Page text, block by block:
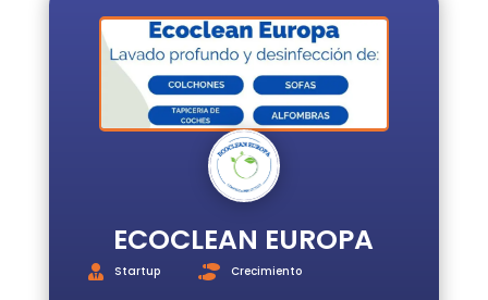
REGISTRO
INICIAR
SESIÓN
ESCUELA
E3
ECOCLEAN EUROPA
Startup Crecimiento